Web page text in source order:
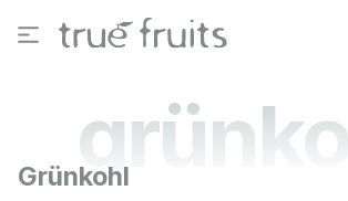
Zum Hauptinhalt springen
Grünkohl